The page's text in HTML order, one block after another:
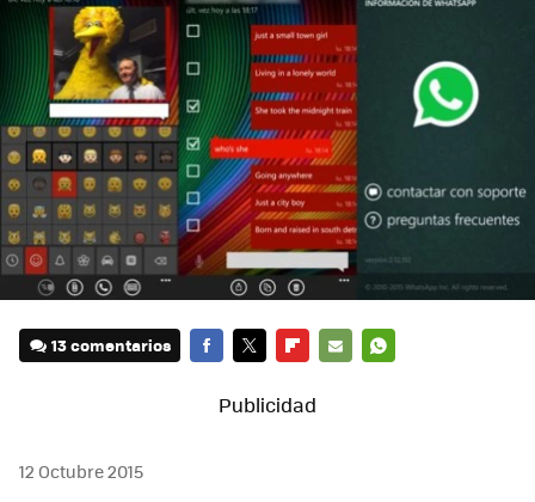
13 comentarios
12 Octubre 2015